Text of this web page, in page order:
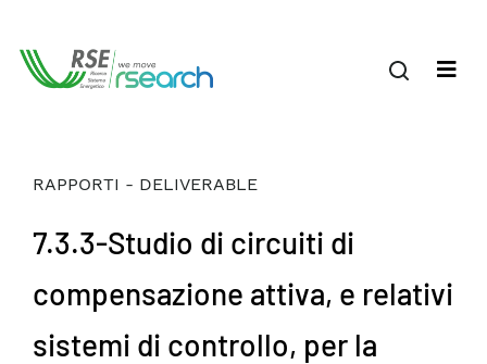
RAPPORTI - DELIVERABLE
7.3.3-Studio di circuiti di
compensazione attiva, e relativi
sistemi di controllo, per la